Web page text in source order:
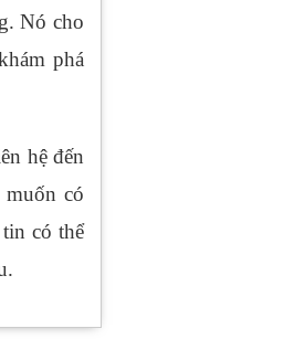
Nó cho
phá
hệ đến
có
có thể